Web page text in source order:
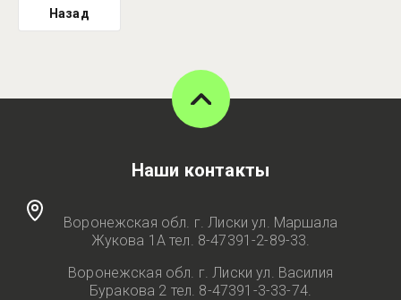
Назад
Наши контакты
Воронежская обл. г. Лиски ул. Маршала
Жукова 1А тел. 8-47391-2-89-33.
Воронежская обл. г. Лиски ул. Василия
Буракова 2 тел. 8-47391-3-33-74.